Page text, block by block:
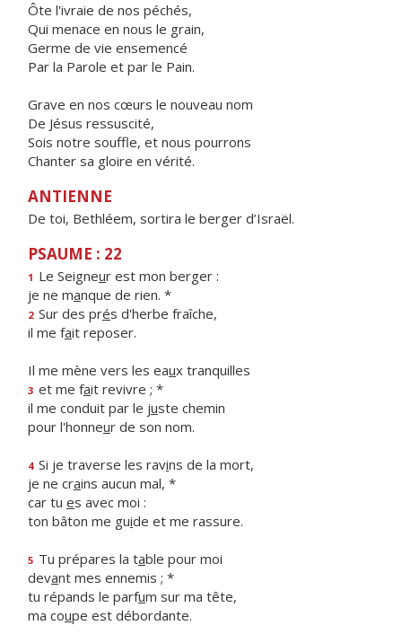
Ôte l'ivraie de nos péchés,
Qui menace en nous le grain,
Germe de vie ensemencé
Par la Parole et par le Pain.
Grave en nos cœurs le nouveau nom
De Jésus ressuscité,
Sois notre souffle, et nous pourrons
Chanter sa gloire en vérité.
ANTIENNE
De toi, Bethléem, sortira le berger d’Israël.
PSAUME : 22
1 Le Seigneur est mon berger :
je ne manque de rien. *
2 Sur des prés d'herbe fraîche,
il me fait reposer.
Il me mène vers les eaux tranquilles
3 et me fait revivre ; *
il me conduit par le juste chemin
pour l'honneur de son nom.
4 Si je traverse les ravins de la mort,
je ne crains aucun mal, *
car tu es avec moi :
ton bâton me guide et me rassure.
5 Tu prépares la table pour moi
devant mes ennemis ; *
tu répands le parfum sur ma tête,
ma coupe est débordante.